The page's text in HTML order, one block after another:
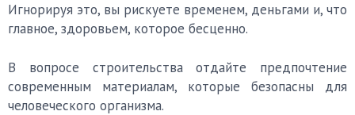
Игнорируя это, вы рискуете временем, деньгами и, что
главное, здоровьем, которое бесценно.
В вопросе строительства отдайте предпочтение
современным материалам, которые безопасны для
человеческого организма.